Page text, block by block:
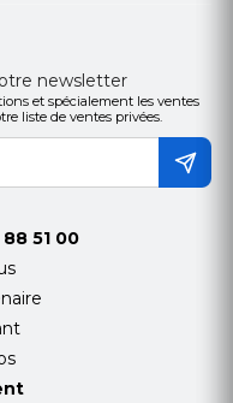
newsletter
et spécialement les ventes
liste de ventes privées.
51 00